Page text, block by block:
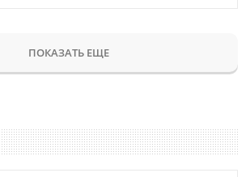
ПОКАЗАТЬ ЕЩЕ